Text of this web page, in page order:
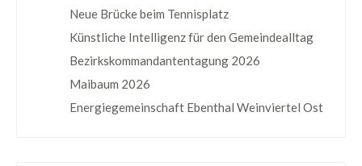
Neue Brücke beim Tennisplatz
Künstliche Intelligenz für den Gemeindealltag
Bezirkskommandantentagung 2026
Maibaum 2026
Energiegemeinschaft Ebenthal Weinviertel Ost